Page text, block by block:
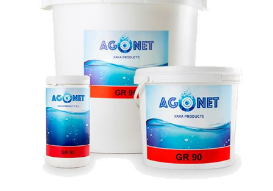
Valorado
con5.00
AÑADIR AL CARRITO DETALLES